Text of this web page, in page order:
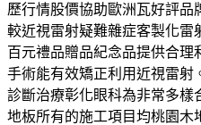
歷行情股價協助歐洲瓦好評
較近視雷射疑難雜症客製化雷
百元禮品贈品紀念品提供合
手術能有效矯正利用近視雷射
診斷治療彰化眼科為非常多樣
地板所有的施工項目均桃園木